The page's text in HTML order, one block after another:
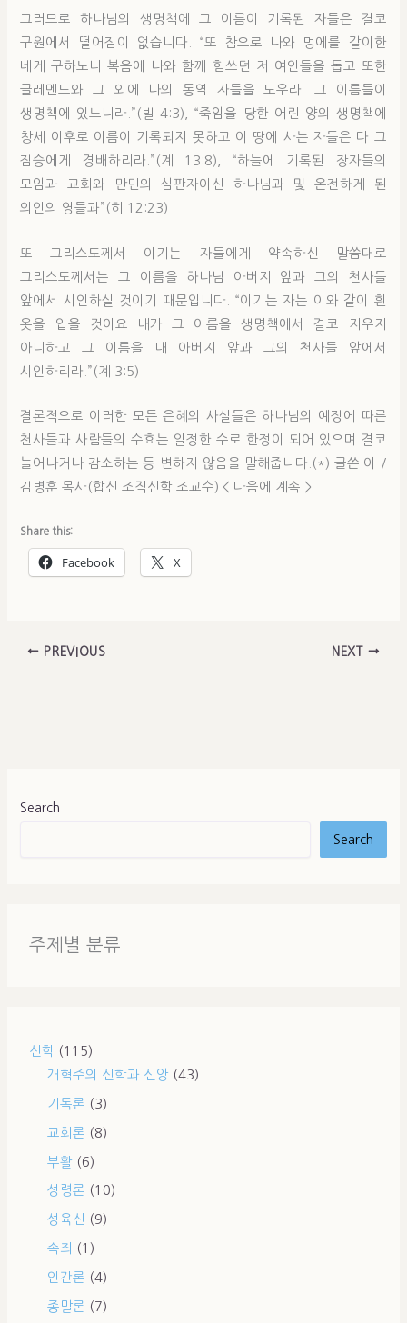
그러므로 하나님의 생명책에 그 이름이 기록된 자들은 결코
구원에서 떨어짐이 없습니다. “또 참으로 나와 멍에를 같이한
네게 구하노니 복음에 나와 함께 힘쓰던 저 여인들을 돕고 또한
글레멘드와 그 외에 나의 동역 자들을 도우라. 그 이름들이
생명책에 있느니라.”(빌 4:3), “죽임을 당한 어린 양의 생명책에
창세 이후로 이름이 기록되지 못하고 이 땅에 사는 자들은 다 그
짐승에게 경배하리라.”(계 13:8), “하늘에 기록된 장자들의
모임과 교회와 만민의 심판자이신 하나님과 및 온전하게 된
의인의 영들과”(히 12:23)
또 그리스도께서 이기는 자들에게 약속하신 말씀대로
그리스도께서는 그 이름을 하나님 아버지 앞과 그의 천사들
앞에서 시인하실 것이기 때문입니다. “이기는 자는 이와 같이 흰
옷을 입을 것이요 내가 그 이름을 생명책에서 결코 지우지
아니하고 그 이름을 내 아버지 앞과 그의 천사들 앞에서
시인하리라.”(계 3:5)
결론적으로 이러한 모든 은혜의 사실들은 하나님의 예정에 따른
천사들과 사람들의 수효는 일정한 수로 한정이 되어 있으며 결코
늘어나거나 감소하는 등 변하지 않음을 말해줍니다.(*) 글쓴 이 /
김병훈 목사(합신 조직신학 조교수) < 다음에 계속 >
Share this:
Facebook X
PREVIOUS NEXT
Search
Search
주제별 분류
신학 (115)
개혁주의 신학과 신앙 (43)
기독론 (3)
교회론 (8)
부활 (6)
성령론 (10)
성육신 (9)
속죄 (1)
인간론 (4)
종말론 (7)